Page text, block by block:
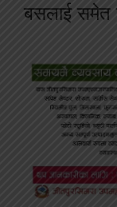
बसलाई समेत